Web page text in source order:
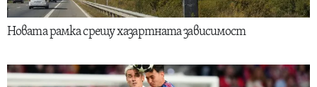
Новата рамка срещу хазартната зависимост